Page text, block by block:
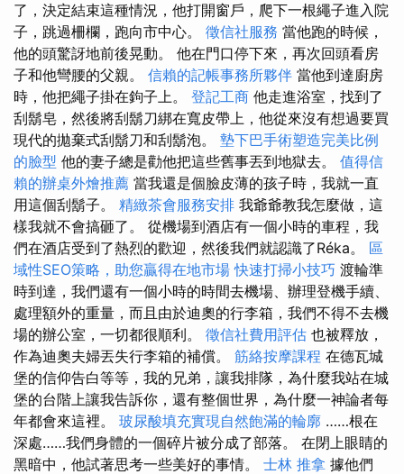
了，決定結束這種情況，他打開窗戶，爬下一根繩子進入院
子，跳過柵欄，跑向市中心。 徵信社服務 當他跑的時候，
他的頭驚訝地前後晃動。 他在門口停下來，再次回頭看房
子和他彎腰的父親。 信賴的記帳事務所夥伴 當他到達廚房
時，他把繩子掛在鉤子上。 登記工商 他走進浴室，找到了
刮鬍皂，然後將刮鬍刀綁在寬皮帶上，他從來沒有想過要買
現代的拋棄式刮鬍刀和刮鬍泡。 墊下巴手術塑造完美比例
的臉型 他的妻子總是勸他把這些舊事丟到地獄去。 值得信
賴的辦桌外燴推薦 當我還是個臉皮薄的孩子時，我就一直
用這個刮鬍子。 精緻茶會服務安排 我爺爺教我怎麼做，這
樣我就不會搞砸了。 從機場到酒店有一個小時的車程，我
們在酒店受到了熱烈的歡迎，然後我們就認識了Réka。 區
域性SEO策略，助您贏得在地市場 快速打掃小技巧 渡輪準
時到達，我們還有一個小時的時間去機場、辦理登機手續、
處理額外的重量，而且由於迪奧的行李箱，我們不得不去機
場的辦公室，一切都很順利。 徵信社費用評估 也被釋放，
作為迪奧夫婦丟失行李箱的補償。 筋絡按摩課程 在德瓦城
堡的信仰告白等等，我的兄弟，讓我排隊，為什麼我站在城
堡的台階上讓我告訴你，還有整個世界，為什麼一神論者每
年都會來這裡。 玻尿酸填充實現自然飽滿的輪廓 ……根在
深處……我們身體的一個碎片被分成了部落。 在閉上眼睛的
黑暗中，他試著思考一些美好的事情。 士林 推拿 據他們